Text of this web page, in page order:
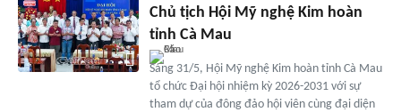
Chủ tịch Hội Mỹ nghệ Kim hoàn
tỉnh Cà Mau
Sáng 31/5, Hội Mỹ nghệ Kim hoàn tỉnh Cà Mau
tổ chức Đại hội nhiệm kỳ 2026-2031 với sự
tham dự của đông đảo hội viên cùng đại diện